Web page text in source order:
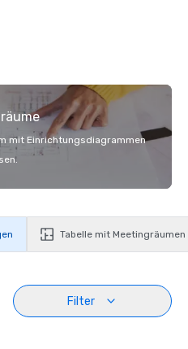
mit Einrichtungsdiagrammen
Tabelle mit Meetingräumen
Filter